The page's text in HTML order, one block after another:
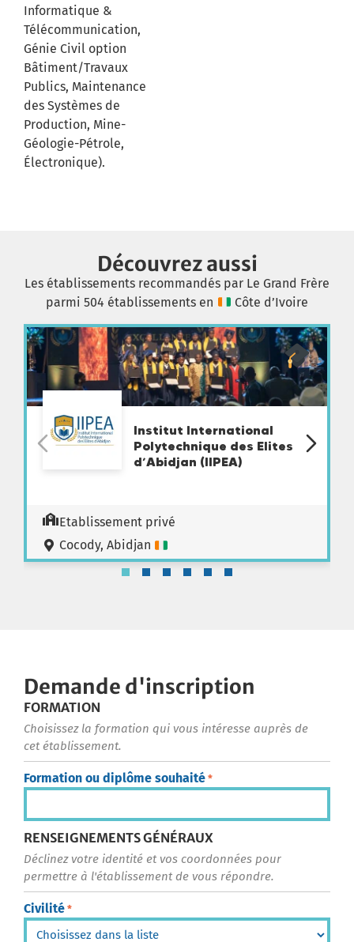
Informatique &
Télécommunication,
Génie Civil option
Bâtiment/Travaux
Publics, Maintenance
des Systèmes de
Production, Mine-
Géologie-Pétrole,
Électronique).
Découvrez aussi
Les établissements recommandés par Le Grand Frère
parmi 504 établissements en
Côte d’Ivoire
Institut International
Polytechnique des Elites
d’Abidjan (IIPEA)
Etablissement privé
Cocody, Abidjan
Demande d'inscription
FORMATION
Choisissez la formation qui vous intéresse auprès de
cet établissement.
Formation ou diplôme souhaité *
RENSEIGNEMENTS GÉNÉRAUX
Déclinez votre identité et vos coordonnées pour
permettre à l'établissement de vous répondre.
Civilité *